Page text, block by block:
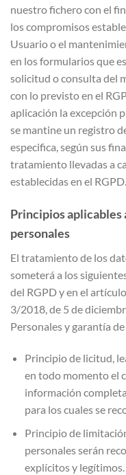
nuestro fichero con el
los compromisos
Usuario o el
en los formularios que
solicitud o consulta del
con lo previsto en el
aplicación la excepción
se mantine un registro
especifica, según sus
tratamiento llevadas a
establecidas en el RGPD.
Principios
personales
El tratamiento de los
someterá a los
del RGPD y en el
3/2018, de 5 de
Personales y garantía
Principio de licitud,
en todo momento el
información
para los cuales se
Principio de
personales serán
explícitos y legítimos.